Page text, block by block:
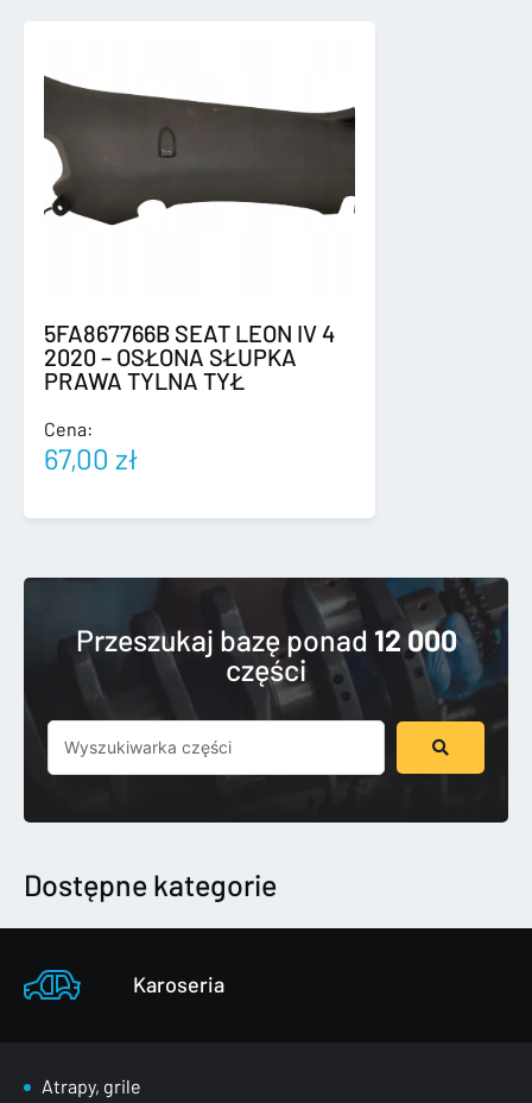
5FA867766B SEAT LEON IV 4
2020 – OSŁONA SŁUPKA
PRAWA TYLNA TYŁ
Cena:
67,00 zł
Przeszukaj bazę ponad 12 000
części
Szukaj
Dostępne kategorie
Karoseria
Atrapy, grile